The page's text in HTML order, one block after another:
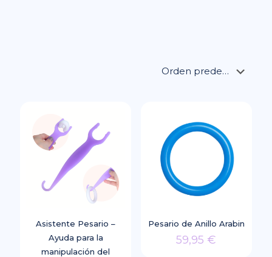
Asistente Pesario –
Ayuda para la
manipulación del
Pesario de Anillo Arabin
59,95 €